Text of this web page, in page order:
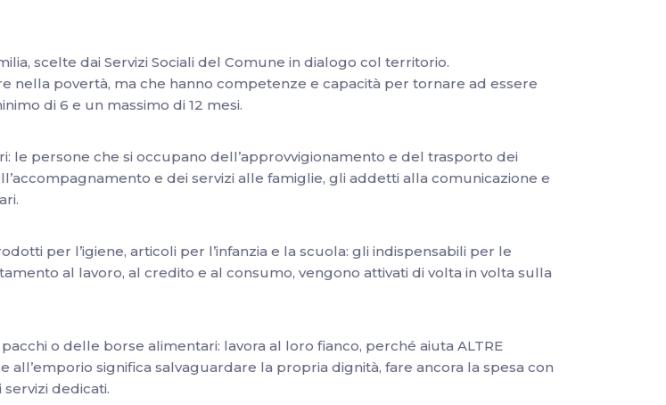
scelte dai Servizi Sociali del Comune in dialogo col territorio.
nella povertà, ma che hanno competenze e capacità per tornare ad essere
di 6 e un massimo di 12 mesi.
le persone che si occupano dell’approvvigionamento e del trasporto dei
e dei servizi alle famiglie, gli addetti alla comunicazione e
per l’igiene, articoli per l’infanzia e la scuola: gli indispensabili per le
al lavoro, al credito e al consumo, vengono attivati di volta in volta sulla
o delle borse alimentari: lavora al loro fianco, perché aiuta ALTRE
all’emporio significa salvaguardare la propria dignità, fare ancora la spesa con
dedicati.